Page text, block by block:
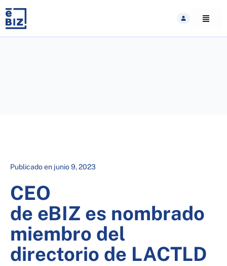
content
Publicado en junio 9, 2023
CEO
de eBIZ es nombrado
miembro del
directorio de LACTLD